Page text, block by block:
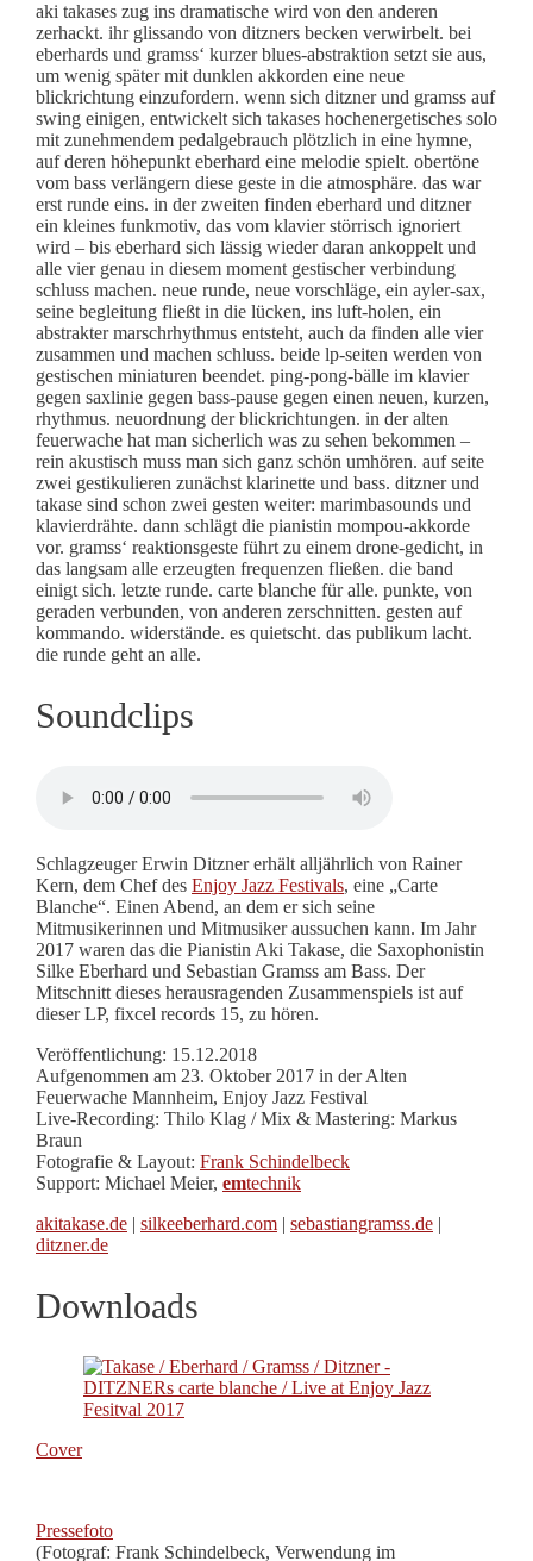
aki takases zug ins dramatische wird von den anderen
zerhackt. ihr glissando von ditzners becken verwirbelt. bei
eberhards und gramss‘ kurzer blues-abstraktion setzt sie aus,
um wenig später mit dunklen akkorden eine neue
blickrichtung einzufordern. wenn sich ditzner und gramss auf
swing einigen, entwickelt sich takases hochenergetisches solo
mit zunehmendem pedalgebrauch plötzlich in eine hymne,
auf deren höhepunkt eberhard eine melodie spielt. obertöne
vom bass verlängern diese geste in die atmosphäre. das war
erst runde eins. in der zweiten finden eberhard und ditzner
ein kleines funkmotiv, das vom klavier störrisch ignoriert
wird – bis eberhard sich lässig wieder daran ankoppelt und
alle vier genau in diesem moment gestischer verbindung
schluss machen. neue runde, neue vorschläge, ein ayler-sax,
seine begleitung fließt in die lücken, ins luft-holen, ein
abstrakter marschrhythmus entsteht, auch da finden alle vier
zusammen und machen schluss. beide lp-seiten werden von
gestischen miniaturen beendet. ping-pong-bälle im klavier
gegen saxlinie gegen bass-pause gegen einen neuen, kurzen,
rhythmus. neuordnung der blickrichtungen. in der alten
feuerwache hat man sicherlich was zu sehen bekommen –
rein akustisch muss man sich ganz schön umhören. auf seite
zwei gestikulieren zunächst klarinette und bass. ditzner und
takase sind schon zwei gesten weiter: marimbasounds und
klavierdrähte. dann schlägt die pianistin mompou-akkorde
vor. gramss‘ reaktionsgeste führt zu einem drone-gedicht, in
das langsam alle erzeugten frequenzen fließen. die band
einigt sich. letzte runde. carte blanche für alle. punkte, von
geraden verbunden, von anderen zerschnitten. gesten auf
kommando. widerstände. es quietscht. das publikum lacht.
die runde geht an alle.
Soundclips
Schlagzeuger Erwin Ditzner erhält alljährlich von Rainer
Kern, dem Chef des Enjoy Jazz Festivals, eine „Carte
Blanche“. Einen Abend, an dem er sich seine
Mitmusikerinnen und Mitmusiker aussuchen kann. Im Jahr
2017 waren das die Pianistin Aki Takase, die Saxophonistin
Silke Eberhard und Sebastian Gramss am Bass. Der
Mitschnitt dieses herausragenden Zusammenspiels ist auf
dieser LP, fixcel records 15, zu hören.
Veröffentlichung: 15.12.2018
Aufgenommen am 23. Oktober 2017 in der Alten
Feuerwache Mannheim, Enjoy Jazz Festival
Live-Recording: Thilo Klag / Mix & Mastering: Markus
Braun
Fotografie & Layout: Frank Schindelbeck
Support: Michael Meier, emtechnik
akitakase.de | silkeeberhard.com | sebastiangramss.de |
ditzner.de
Downloads
Cover
Pressefoto
(Fotograf: Frank Schindelbeck, Verwendung im